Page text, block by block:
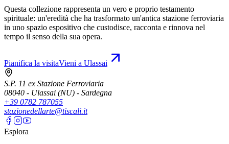
Questa collezione rappresenta un vero e proprio testamento
spirituale: un'eredità che ha trasformato un'antica stazione ferroviaria
in uno spazio espositivo che custodisce, racconta e rinnova nel
tempo il senso della sua opera.
Pianifica la visitaVieni a Ulassai
S.P. 11 ex Stazione Ferroviaria
08040 - Ulassai (NU) - Sardegna
+39 0782 787055
stazionedellarte@tiscali.it
Esplora